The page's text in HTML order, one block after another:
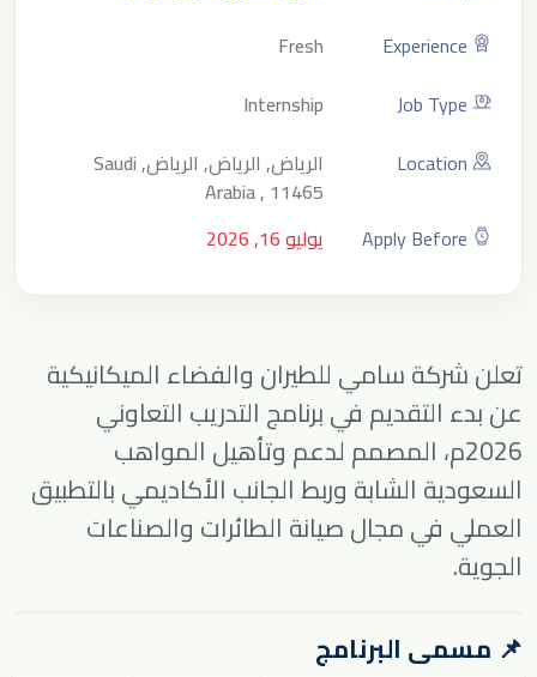
Experience
Fresh
Job Type
Internship
Location
الرياض, الرياض, الرياض, Saudi
Arabia , 11465
Apply Before
يوليو 16, 2026
تعلنشركة سامي للطيران والفضاء الميكانيكية
عن بدء التقديم في برنامج التدريب التعاوني
2026م، المصمم لدعم وتأهيل المواهب
السعودية الشابة وربط الجانب الأكاديمي بالتطبيق
العملي في مجال صيانة الطائرات والصناعات
الجوية.
📌 مسمى البرنامج